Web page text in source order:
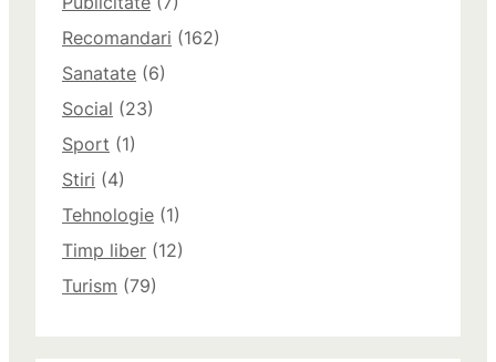
Recomandari (162)
Sanatate (6)
Social (23)
Sport (1)
Stiri (4)
Tehnologie (1)
Timp liber (12)
Turism (79)